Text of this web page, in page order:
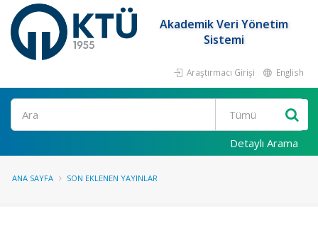
Akademik Veri Yönetim
Sistemi
Araştırmacı Girişi English
Ara
Detaylı Arama
ANA SAYFA SON EKLENEN YAYINLAR